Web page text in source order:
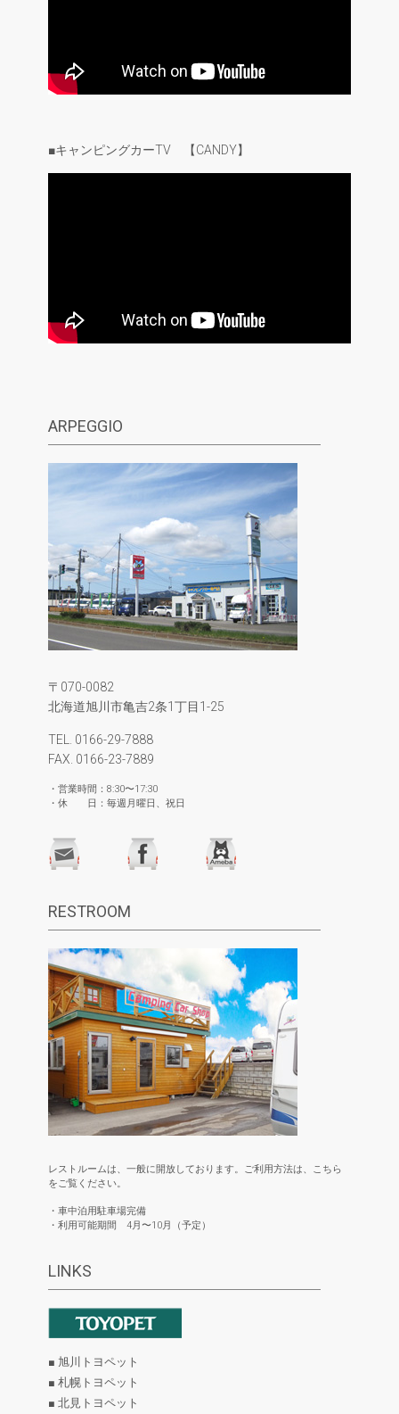
■キャンピングカーTV 【CANDY】
ARPEGGIO
〒070-0082
北海道旭川市亀吉2条1丁目1-25
TEL. 0166-29-7888
FAX. 0166-23-7889
・営業時間：8:30〜17:30
・休 日：毎週月曜日、祝日
RESTROOM
レストルームは、一般に開放しております。ご利用方法は、こちら
をご覧ください。
・車中泊用駐車場完備
・利用可能期間 4月〜10月（予定）
LINKS
■ 旭川トヨペット
■ 札幌トヨペット
■ 北見トヨペット